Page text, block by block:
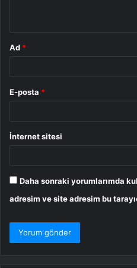
Ad *
E-posta *
İnternet sitesi
Daha sonraki yorumlarımda
adresim ve site adresim bu